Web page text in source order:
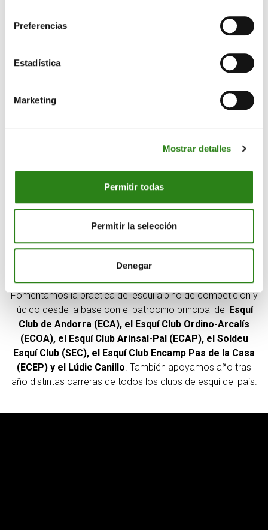
Preferencias
Estadística
Marketing
Mostrar detalles
Permitir todas
Permitir la selección
Denegar
El apoyo a la base
Fomentamos la práctica del esquí alpino de competición y
lúdico desde la base con el patrocinio principal del Esquí
Club de Andorra (ECA), el Esquí Club Ordino-Arcalís
(ECOA), el Esquí Club Arinsal-Pal (ECAP), el Soldeu
Esquí Club (SEC), el Esquí Club Encamp Pas de la Casa
(ECEP) y el Lúdic Canillo. También apoyamos año tras
año distintas carreras de todos los clubs de esquí del país.